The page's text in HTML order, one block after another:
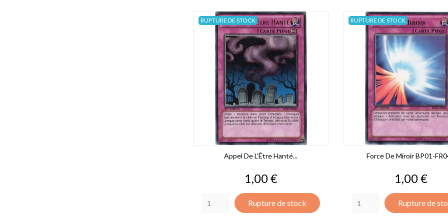
Appel De L'Être Hanté...
Prix
1,00 €
Rupture de stock
RUPTURE DE STOCK
Force De Miroir BP01-
Prix
1,00 €
Rupture de
RUPTURE DE STOCK